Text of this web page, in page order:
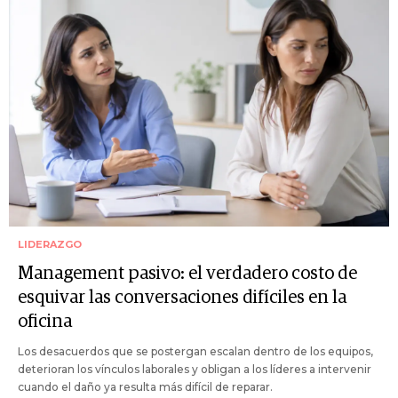
LIDERAZGO
Management pasivo: el verdadero costo de
esquivar las conversaciones difíciles en la
oficina
Los desacuerdos que se postergan escalan dentro de los equipos,
deterioran los vínculos laborales y obligan a los líderes a intervenir
cuando el daño ya resulta más difícil de reparar.